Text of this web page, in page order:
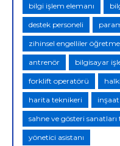
bilgi işlem elemanı
destek personeli
zihinsel engelliler
antrenör bilgisayar
forklift operatörü
harita teknikeri
sahne ve gösteri
yönetici asistanı